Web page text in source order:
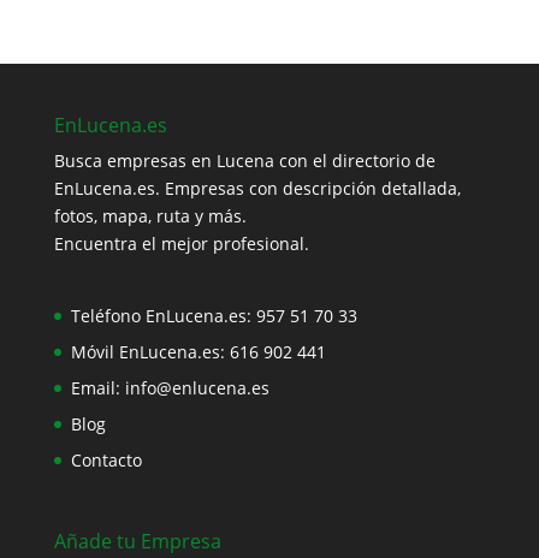
EnLucena.es
Busca empresas en Lucena con el directorio de
EnLucena.es. Empresas con descripción detallada,
fotos, mapa, ruta y más.
Encuentra el mejor profesional.
Teléfono EnLucena.es: 957 51 70 33
Móvil EnLucena.es: 616 902 441
Email: info@enlucena.es
Blog
Contacto
Añade tu Empresa